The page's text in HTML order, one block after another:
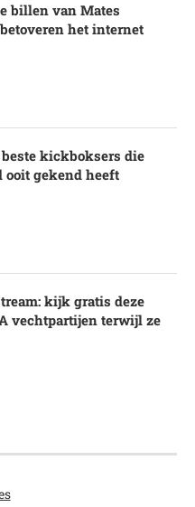
billen van Mates
het internet
beste kickboksers die
ooit gekend heeft
kijk gratis deze
vechtpartijen terwijl ze